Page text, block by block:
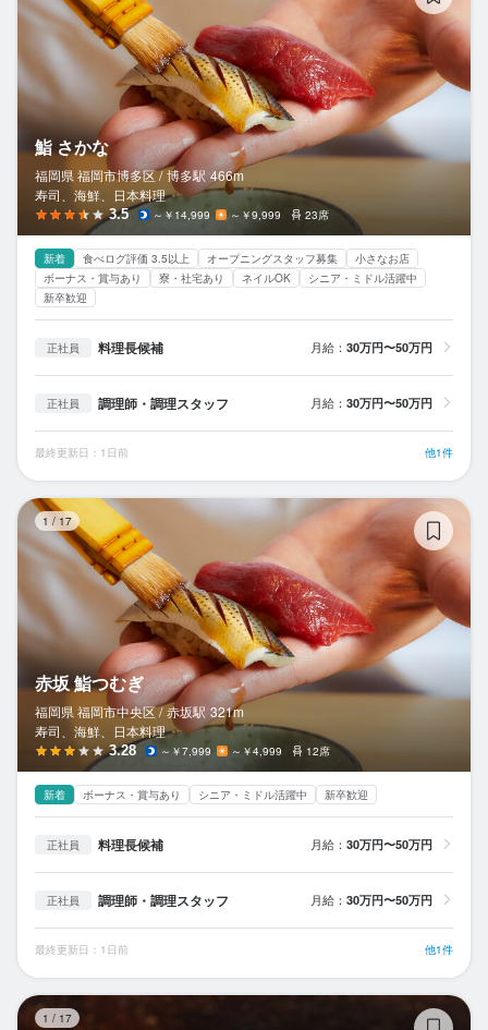
鮨 さかな
福岡県 福岡市博多区 / 博多駅 466m
寿司、海鮮、日本料理
3.5 ～￥14,999 ～￥9,999 23席
新着 食べログ評価 3.5以上 オープニングスタッフ募集
小さなお店
ボーナス・賞与あり
寮・社宅あり ネイルOK
シニア・ミドル活躍中
新卒歓迎
正社員 料理長候補 月給： 30万円〜50万円
正社員 調理師・調理スタッフ 月給： 30万円〜50万円
最終更新日：1日前 他1件
1 / 17
赤坂 鮨つむぎ
福岡県 福岡市中央区 / 赤坂駅 321m
寿司、海鮮、日本料理
3.28 ～￥7,999 ～￥4,999 12席
新着 ボーナス・賞与あり シニア・ミドル活躍中 新卒歓迎
正社員 料理長候補 月給： 30万円〜50万円
正社員 調理師・調理スタッフ 月給： 30万円〜50万円
最終更新日：1日前 他1件
1 / 17